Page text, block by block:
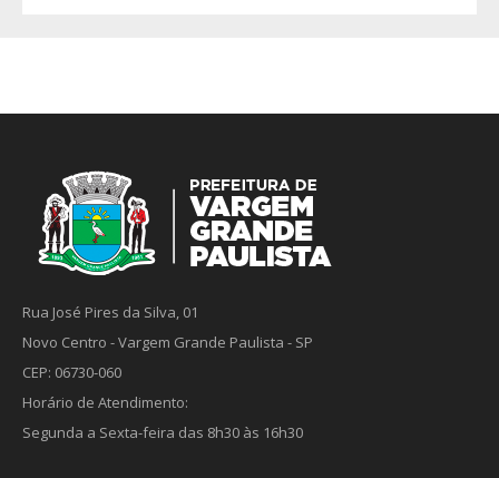
Rua José Pires da Silva, 01
Novo Centro - Vargem Grande Paulista - SP
CEP: 06730-060
Horário de Atendimento:
Segunda a Sexta-feira das 8h30 às 16h30